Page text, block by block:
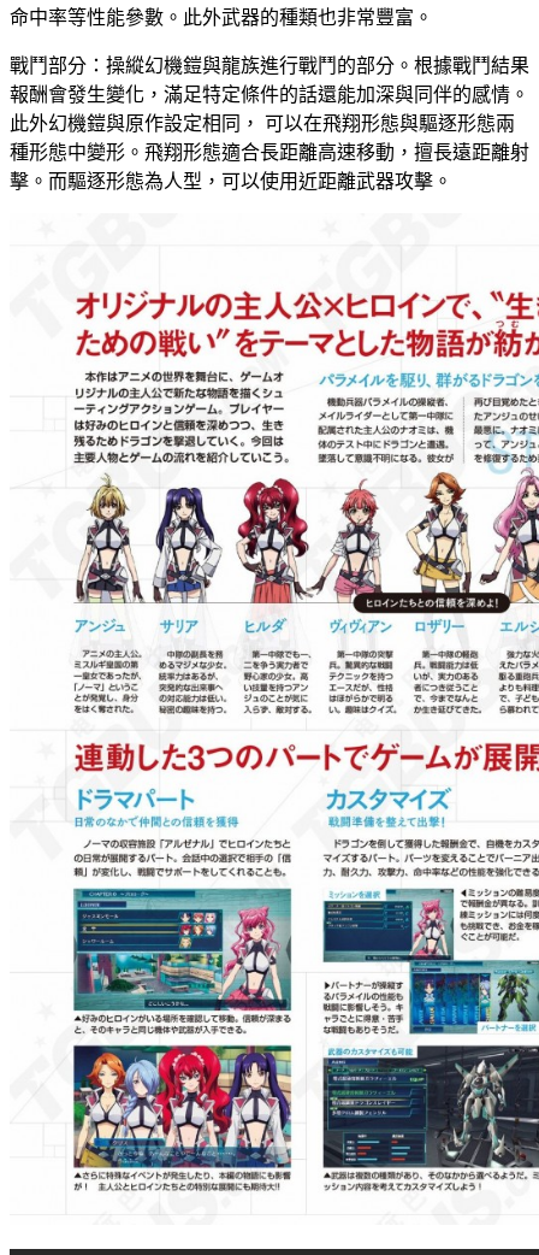
命中率等性能參數。此外武器的種類也非常豐富。
戰鬥部分：操縱幻機鎧與龍族進行戰鬥的部分。根據戰鬥結果
報酬會發生變化，滿足特定條件的話還能加深與同伴的感情。
此外幻機鎧與原作設定相同， 可以在飛翔形態與驅逐形態兩
種形態中變形。飛翔形態適合長距離高速移動，擅長遠距離射
擊。而驅逐形態為人型，可以使用近距離武器攻擊。